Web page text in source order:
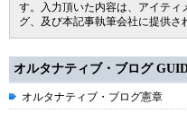
す。入力頂いた内容は、アイティ
グ、及び本記事執筆会社に提供さ
オルタナティブ・ブログ
オルタナティブ・ブログ憲章